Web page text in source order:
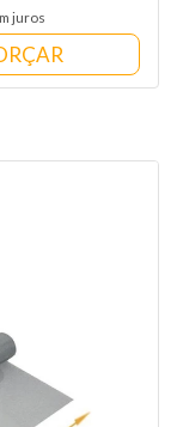
juros